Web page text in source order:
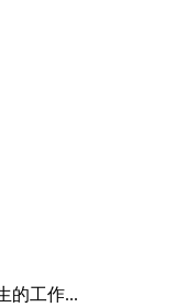
的工作...